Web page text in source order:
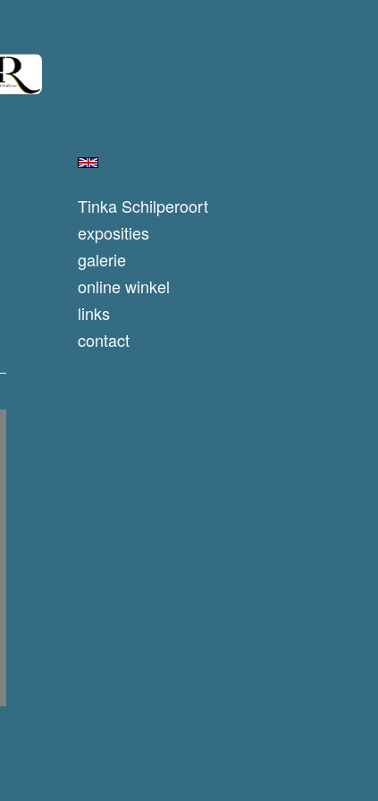
Tinka Schilperoort
exposities
galerie
online winkel
links
contact